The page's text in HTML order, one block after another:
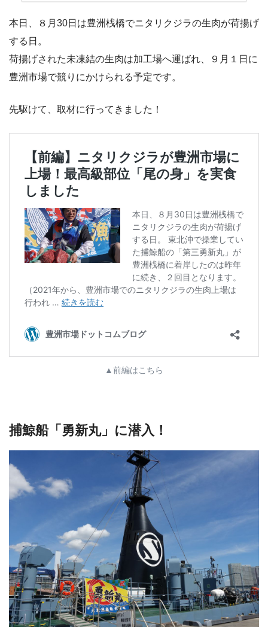
本日、８月30日は豊洲桟橋でニタリクジラの生肉が荷揚げ
する日。
荷揚げされた未凍結の生肉は加工場へ運ばれ、９月１日に
豊洲市場で競りにかけられる予定です。
先駆けて、取材に行ってきました！
▲前編はこちら
捕鯨船「勇新丸」に潜入！